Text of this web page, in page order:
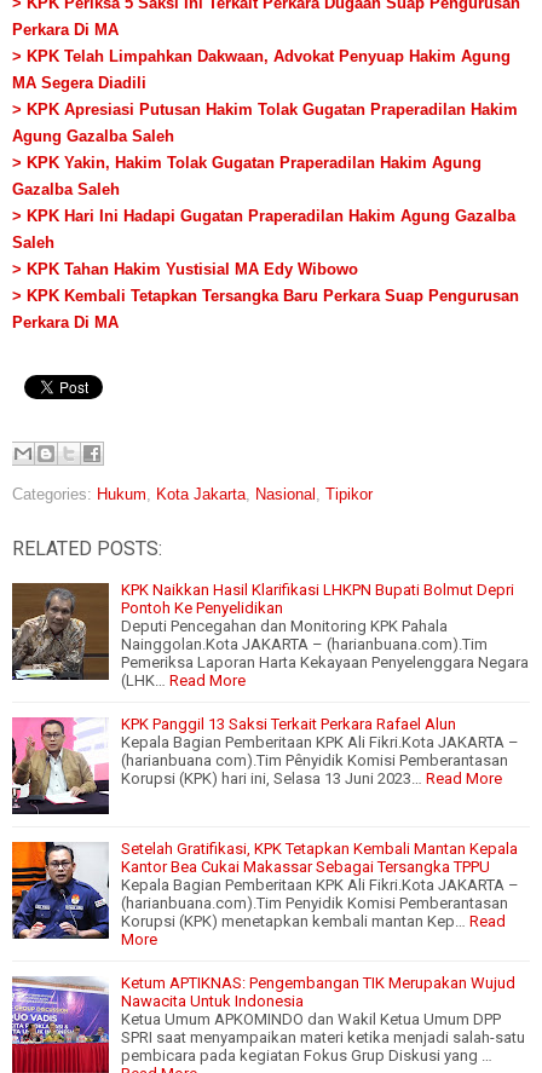
Perkara Di MA
> KPK Telah Limpahkan Dakwaan, Advokat Penyuap Hakim Agung
MA Segera Diadili
> KPK Apresiasi Putusan Hakim Tolak Gugatan Praperadilan Hakim
Agung Gazalba Saleh
> KPK Yakin, Hakim Tolak Gugatan Praperadilan Hakim Agung
Gazalba Saleh
> KPK Hari Ini Hadapi Gugatan Praperadilan Hakim Agung Gazalba
Saleh
> KPK Tahan Hakim Yustisial MA Edy Wibowo
> KPK Kembali Tetapkan Tersangka Baru Perkara Suap Pengurusan
Perkara Di MA
Categories: Hukum, Kota Jakarta, Nasional , Tipikor
RELATED POSTS:
KPK Naikkan Hasil Klarifikasi LHKPN Bupati Bolmut Depri
Pontoh Ke Penyelidikan
Deputi Pencegahan dan Monitoring KPK Pahala
Nainggolan.Kota JAKARTA – (harianbuana.com).Tim
Pemeriksa Laporan Harta Kekayaan Penyelenggara Negara
(LHK… Read More
KPK Panggil 13 Saksi Terkait Perkara Rafael Alun
Kepala Bagian Pemberitaan KPK Ali Fikri.Kota JAKARTA –
(harianbuana com).Tim Pênyidik Komisi Pemberantasan
Korupsi (KPK) hari ini, Selasa 13 Juni 2023… Read More
Setelah Gratifikasi, KPK Tetapkan Kembali Mantan Kepala
Kantor Bea Cukai Makassar Sebagai Tersangka TPPU
Kepala Bagian Pemberitaan KPK Ali Fikri.Kota JAKARTA –
(harianbuana.com).Tim Penyidik Komisi Pemberantasan
Korupsi (KPK) menetapkan kembali mantan Kep… Read
More
Ketum APTIKNAS: Pengembangan TIK Merupakan Wujud
Nawacita Untuk Indonesia
Ketua Umum APKOMINDO dan Wakil Ketua Umum DPP
SPRI saat menyampaikan materi ketika menjadi salah-satu
pembicara pada kegiatan Fokus Grup Diskusi yang …